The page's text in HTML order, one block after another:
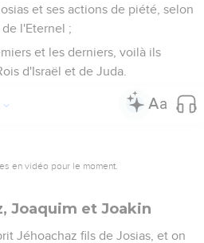
et ses actions de piété, selon
l'Eternel ;
et les derniers, voilà ils
d'Israël et de Juda.
en vidéo pour le moment.
Joaquim et Joakin
Jéhoachaz fils de Josias, et on